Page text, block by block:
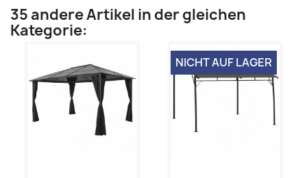
35 andere Artikel in der gleichen
Kategorie:
NICHT AUF LAGER